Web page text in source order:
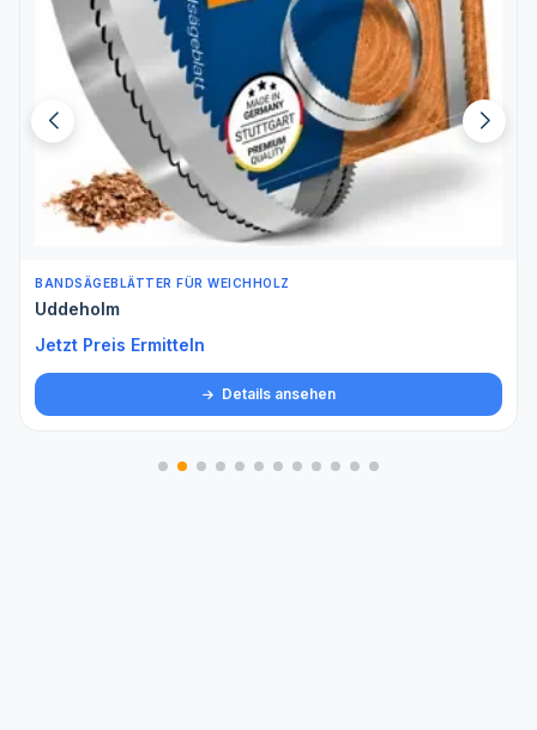
BANDSÄGEBLÄTTER FÜR WEICHHOLZ
Uddeholm
Jetzt Preis Ermitteln
Details ansehen